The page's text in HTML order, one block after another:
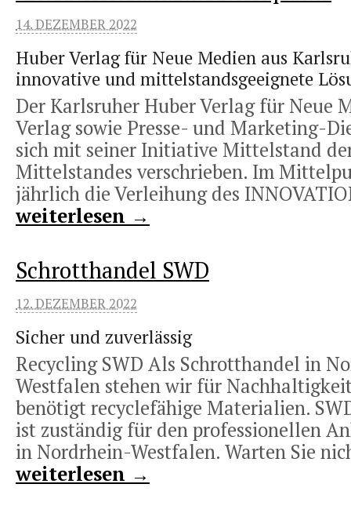
14. DEZEMBER 2022
Huber Verlag für Neue Medien aus
innovative und mittelstandsgeeignete
Der Karlsruher Huber Verlag für Neue
Verlag sowie Presse- und Marketing-
sich mit seiner Initiative Mittelstand
Mittelstandes verschrieben. Im
jährlich die Verleihung des
weiterlesen →
Schrotthandel SWD
12. DEZEMBER 2022
Sicher und zuverlässig
Recycling SWD Als Schrotthandel in
Westfalen stehen wir für
benötigt recyclefähige Materialien.
ist zuständig für den professionellen
in Nordrhein-Westfalen. Warten Sie
weiterlesen →